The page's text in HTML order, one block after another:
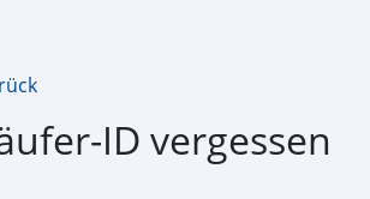
ID vergessen